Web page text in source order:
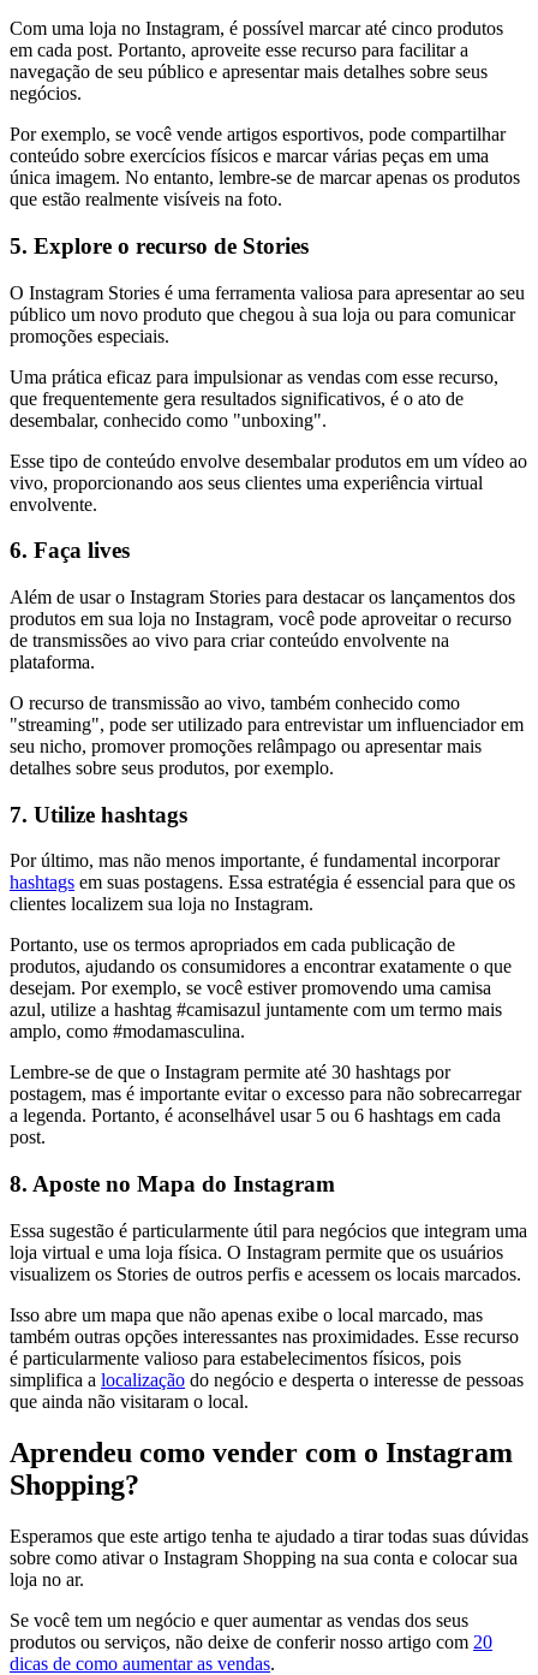
Com uma loja no Instagram, é possível marcar até cinco produtos
em cada post. Portanto, aproveite esse recurso para facilitar a
navegação de seu público e apresentar mais detalhes sobre seus
negócios.
Por exemplo, se você vende artigos esportivos, pode compartilhar
conteúdo sobre exercícios físicos e marcar várias peças em uma
única imagem. No entanto, lembre-se de marcar apenas os produtos
que estão realmente visíveis na foto.
5. Explore o recurso de Stories
O Instagram Stories é uma ferramenta valiosa para apresentar ao seu
público um novo produto que chegou à sua loja ou para comunicar
promoções especiais.
Uma prática eficaz para impulsionar as vendas com esse recurso,
que frequentemente gera resultados significativos, é o ato de
desembalar, conhecido como "unboxing".
Esse tipo de conteúdo envolve desembalar produtos em um vídeo ao
vivo, proporcionando aos seus clientes uma experiência virtual
envolvente.
6. Faça lives
Além de usar o Instagram Stories para destacar os lançamentos dos
produtos em sua loja no Instagram, você pode aproveitar o recurso
de transmissões ao vivo para criar conteúdo envolvente na
plataforma.
O recurso de transmissão ao vivo, também conhecido como
"streaming", pode ser utilizado para entrevistar um influenciador em
seu nicho, promover promoções relâmpago ou apresentar mais
detalhes sobre seus produtos, por exemplo.
7. Utilize hashtags
Por último, mas não menos importante, é fundamental incorporar
hashtags em suas postagens. Essa estratégia é essencial para que os
clientes localizem sua loja no Instagram.
Portanto, use os termos apropriados em cada publicação de
produtos, ajudando os consumidores a encontrar exatamente o que
desejam. Por exemplo, se você estiver promovendo uma camisa
azul, utilize a hashtag #camisazul juntamente com um termo mais
amplo, como #modamasculina.
Lembre-se de que o Instagram permite até 30 hashtags por
postagem, mas é importante evitar o excesso para não sobrecarregar
a legenda. Portanto, é aconselhável usar 5 ou 6 hashtags em cada
post.
8. Aposte no Mapa do Instagram
Essa sugestão é particularmente útil para negócios que integram uma
loja virtual e uma loja física. O Instagram permite que os usuários
visualizem os Stories de outros perfis e acessem os locais marcados.
Isso abre um mapa que não apenas exibe o local marcado, mas
também outras opções interessantes nas proximidades. Esse recurso
é particularmente valioso para estabelecimentos físicos, pois
simplifica a localização do negócio e desperta o interesse de pessoas
que ainda não visitaram o local.
Aprendeu como vender com o Instagram
Shopping?
Esperamos que este artigo tenha te ajudado a tirar todas suas dúvidas
sobre como ativar o Instagram Shopping na sua conta e colocar sua
loja no ar.
Se você tem um negócio e quer aumentar as vendas dos seus
produtos ou serviços, não deixe de conferir nosso artigo com 20
dicas de como aumentar as vendas.